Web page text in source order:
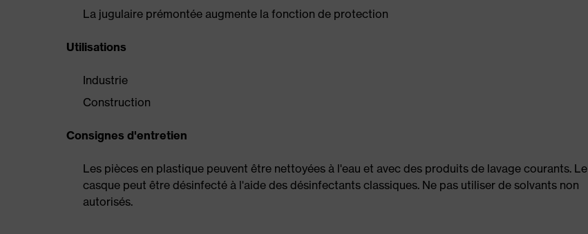
La jugulaire prémontée augmente la fonction de protection
Utilisations
Industrie
Construction
Consignes d'entretien
Les pièces en plastique peuvent être nettoyées à l'eau et avec des produits de lavage courants. Le
casque peut être désinfecté à l'aide des désinfectants classiques. Ne pas utiliser de solvants non
autorisés.